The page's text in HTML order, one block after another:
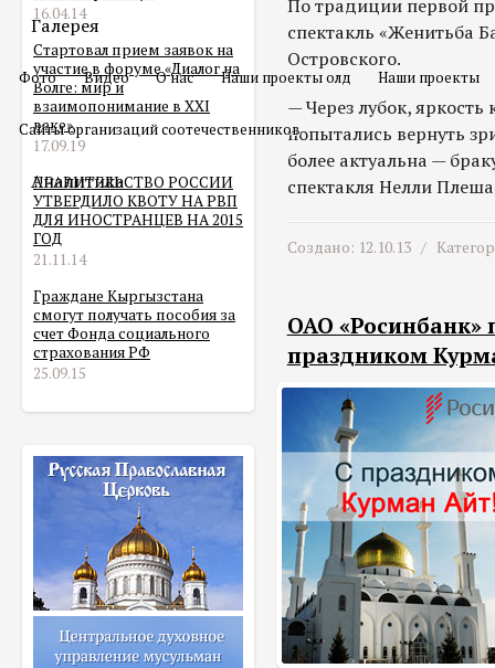
Галерея
Фото Видео О нас Наши проекты олд Наши проекты
Сайты организаций соотечественников
Аналитика
16.04.14
Стартовал прием заявок на
участие в форуме «Диалог на
Волге: мир и
взаимопонимание в XXI
веке»
17.09.19
ПРАВИТЕЛЬСТВО РОССИИ
УТВЕРДИЛО КВОТУ НА РВП
ДЛЯ ИНОСТРАНЦЕВ НА 2015
ГОД
21.11.14
Граждане Кыргызстана
смогут получать пособия за
счет Фонда социального
страхования РФ
25.09.15
По традиции первой
спектакль «Женитьба
Островского.
— Через лубок, яркость
попытались вернуть
более актуальна —
спектакля Нелли
Создано: 12.10.13 /
ОАО «Росинбанк»
праздником